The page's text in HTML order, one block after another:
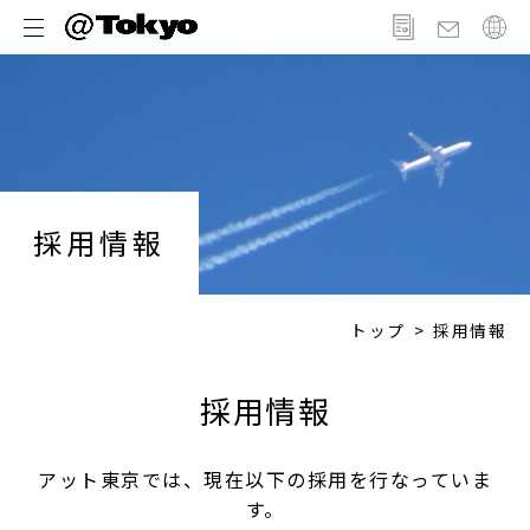
メ
ニ
採用情報
トップ 採用情報
採用情報
アット東京では、現在以下の採用を行なっていま
す。